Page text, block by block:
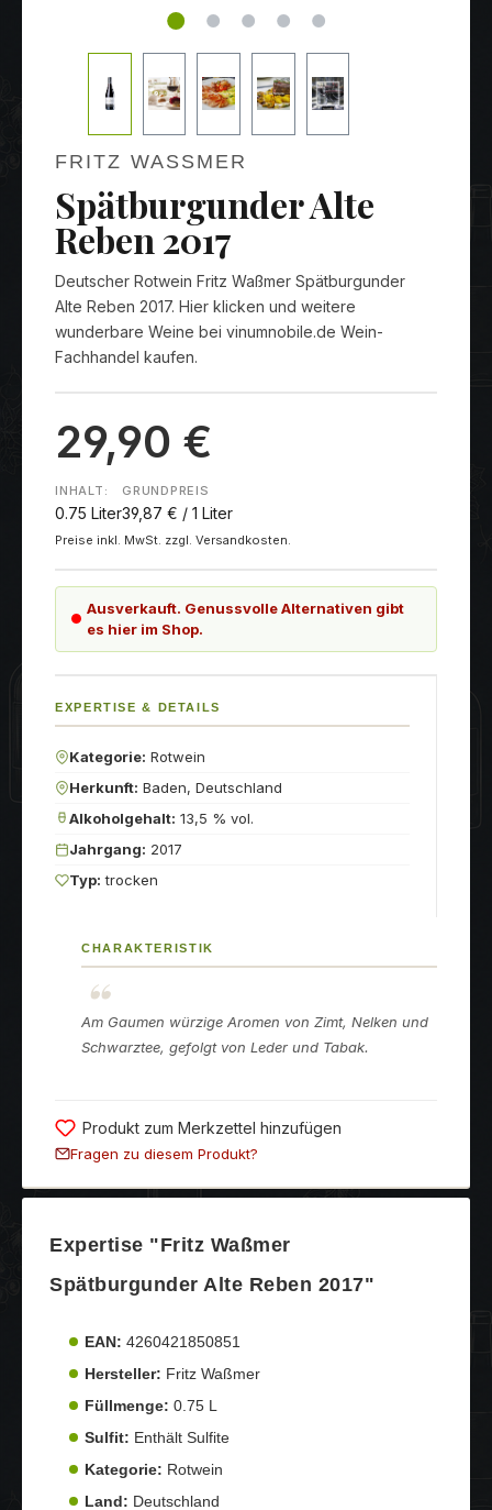
FRITZ WASSMER
Spätburgunder Alte
Reben 2017
Deutscher Rotwein Fritz Waßmer Spätburgunder
Alte Reben 2017. Hier klicken und weitere
wunderbare Weine bei vinumnobile.de Wein-
Fachhandel kaufen.
29,90 €
INHALT:
0.75 Liter
GRUNDPREIS
39,87 € / 1 Liter
Preise inkl. MwSt. zzgl. Versandkosten.
Ausverkauft. Genussvolle Alternativen gibt
es hier im Shop.
EXPERTISE & DETAILS
Kategorie: Rotwein
Herkunft: Baden, Deutschland
Alkoholgehalt: 13,5 % vol.
Jahrgang: 2017
Typ: trocken
CHARAKTERISTIK
Am Gaumen würzige Aromen von Zimt, Nelken und
Schwarztee, gefolgt von Leder und Tabak.
Produkt zum Merkzettel hinzufügen
Fragen zu diesem Produkt?
Expertise "Fritz Waßmer
Spätburgunder Alte Reben 2017"
EAN: 4260421850851
Hersteller: Fritz Waßmer
Füllmenge: 0.75 L
Sulfit: Enthält Sulfite
Kategorie: Rotwein
Land: Deutschland